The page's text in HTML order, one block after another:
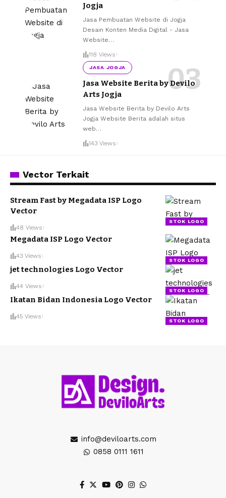
Jogja
Jasa Pembuatan Website di Jogja
Desain Konten Media Digital - Jasa
Website…
118 Views
JASA JOGJA
Jasa Website Berita by Devilo
Arts Jogja
Jasa Website Berita by Devilo Arts
Jogja Website Berita adalah situs
web…
143 Views
Vector Terkait
STOK LOGO
Stream Fast by Megadata ISP Logo
Vector
48 Views
STOK LOGO
Megadata ISP Logo Vector
43 Views
STOK LOGO
jet technologies Logo Vector
44 Views
STOK LOGO
Ikatan Bidan Indonesia Logo Vector
45 Views
info@deviloarts.com
0858 0111 1611